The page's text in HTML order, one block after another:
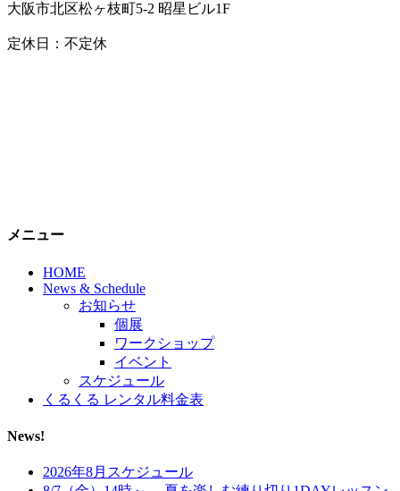
大阪市北区松ヶ枝町5-2 昭星ビル1F
定休日：不定休
メニュー
HOME
News & Schedule
お知らせ
個展
ワークショップ
イベント
スケジュール
くるくる レンタル料金表
News!
2026年8月スケジュール